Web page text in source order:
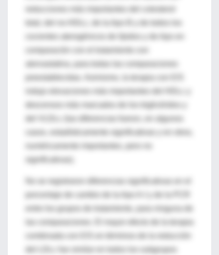
reducciones más importantes del colesterol
cocientes aterogénicos de lípidos y de Apo en
preestablecidas. Asimismo, la terapia con E/S
indujo elevaciones más importantes del HDLc y
descensos más marcados de los triglicéridos y
del VLDLc (las diferencias fueron, en algunos
casos, estadísticamente significativas y en otros,
numéricamente importantes, pero no
significativas).
No se registraron diferencias significativas en el
porcentaje de cambio de la Apo A-I y de la PCR
entre los grupos de tratamiento, para ninguna de
las comparaciones. El mayor efecto de la terapia
del LDLc fue similar en todos los subgrupos